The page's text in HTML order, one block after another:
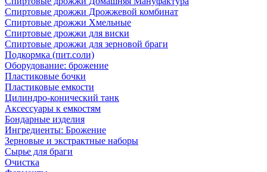
Спиртовые дрожжи Дрожжевой комбинат
Спиртовые дрожжи Хмельные
Спиртовые дрожжи для виски
Спиртовые дрожжи для зерновой браги
Подкормка (пит.соли)
Оборудование: брожение
Пластиковые бочки
Пластиковые емкости
Цилиндро-конический танк
Аксессуары к емкостям
Бондарные изделия
Ингредиенты: Брожение
Зерновые и экстрактные наборы
Сырье для браги
Очистка